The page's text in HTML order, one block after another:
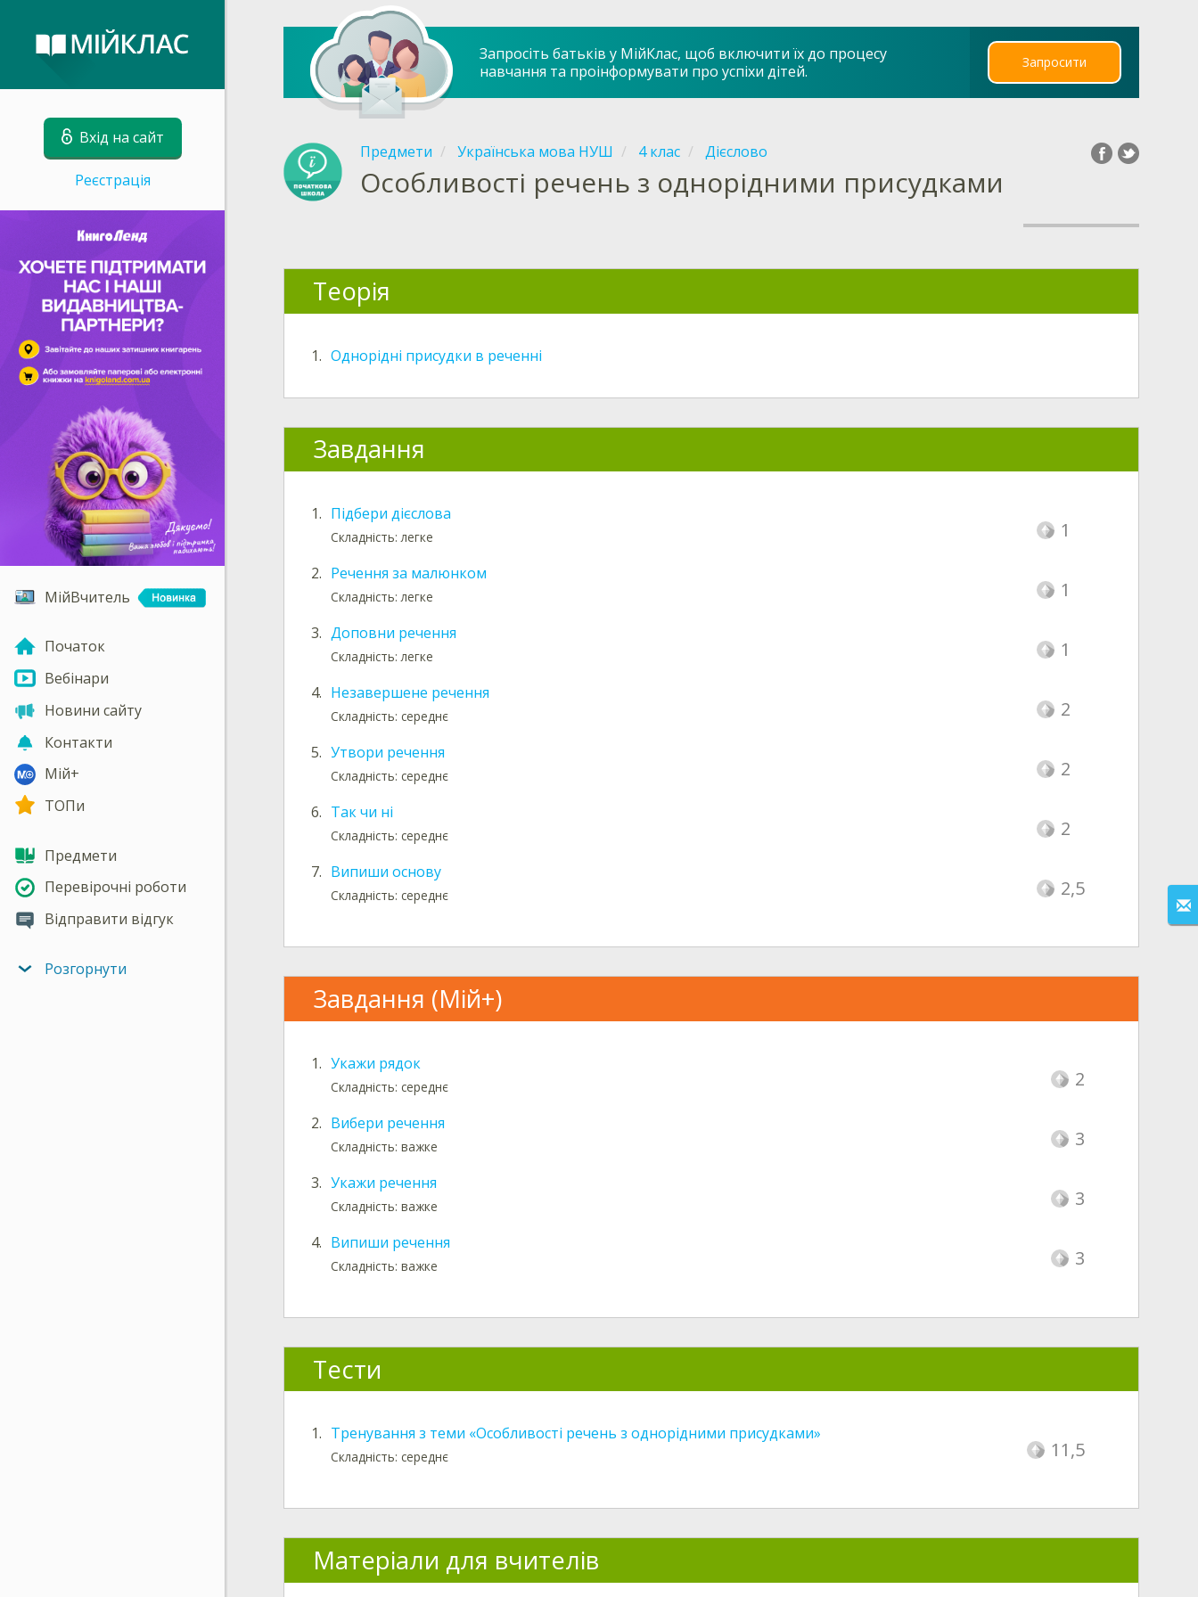
Вхід на сайт
Реєстрація
МійВчитель
Початок
Вебінари
Новини сайту
Контакти
Мій+
ТОПи
Предмети
Перевірочні роботи
Відправити відгук
Розгорнути
Запросіть батьків у МійКлас, щоб включити їх до процесу
навчання та проінформувати про успіхи дітей.
Запросити
Предмети Українська мова НУШ 4 клас Дієслово
Особливості речень з однорідними присудками
Теорія
1. Однорідні присудки в реченні
Завдання
1. Підбери дієслова
Складність: легке 1
2. Речення за малюнком
Складність: легке 1
3. Доповни речення
Складність: легке 1
4. Незавершене речення
Складність: середнє 2
5. Утвори речення
Складність: середнє 2
6. Так чи ні
Складність: середнє 2
7. Випиши основу
Складність: середнє 2,5
Завдання (Мій+)
1. Укажи рядок
Складність: середнє 2
2. Вибери речення
Складність: важке 3
3. Укажи речення
Складність: важке 3
4. Випиши речення
Складність: важке 3
Тести
1. Тренування з теми «Особливості речень з однорідними присудками»
Складність: середнє 11,5
Матеріали для вчителів